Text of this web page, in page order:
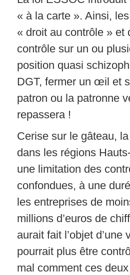
« à la carte ». Ainsi,
« droit au contrôle » et
contrôle sur un ou
position quasi
DGT, fermer un œil et
patron ou la patronne
repassera !
Cerise sur le gâteau,
dans les régions
une limitation des
confondues, à une
les entreprises de
millions d’euros de
aurait fait l’objet
pourrait plus être
mal comment ces